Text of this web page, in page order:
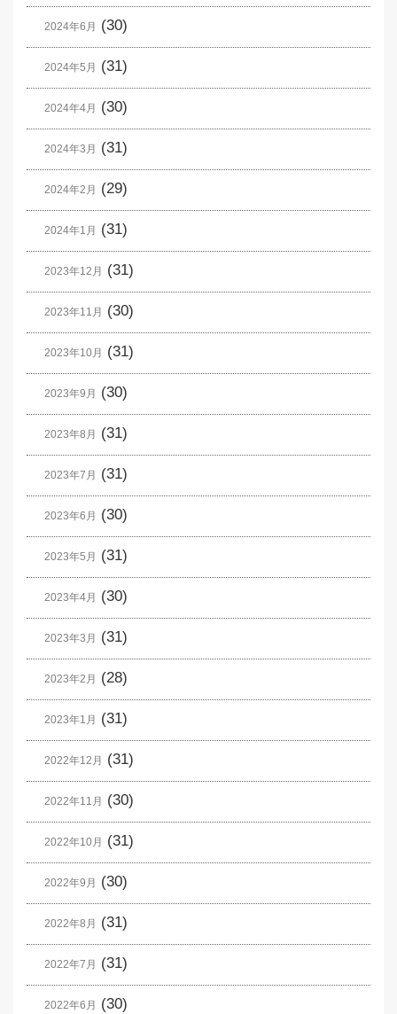
2024年6月 (30)
2024年5月 (31)
2024年4月 (30)
2024年3月 (31)
2024年2月 (29)
2024年1月 (31)
2023年12月 (31)
2023年11月 (30)
2023年10月 (31)
2023年9月 (30)
2023年8月 (31)
2023年7月 (31)
2023年6月 (30)
2023年5月 (31)
2023年4月 (30)
2023年3月 (31)
2023年2月 (28)
2023年1月 (31)
2022年12月 (31)
2022年11月 (30)
2022年10月 (31)
2022年9月 (30)
2022年8月 (31)
2022年7月 (31)
2022年6月 (30)